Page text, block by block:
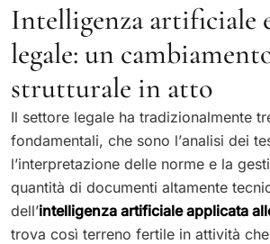
Intelligenza artificiale
legale: un
strutturale in atto
Il settore legale ha tradizionalmente
fondamentali, che sono l’analisi dei
l’interpretazione delle norme e la
quantità di documenti altamente
dell’intelligenza artificiale applicata
trova così terreno fertile in attività